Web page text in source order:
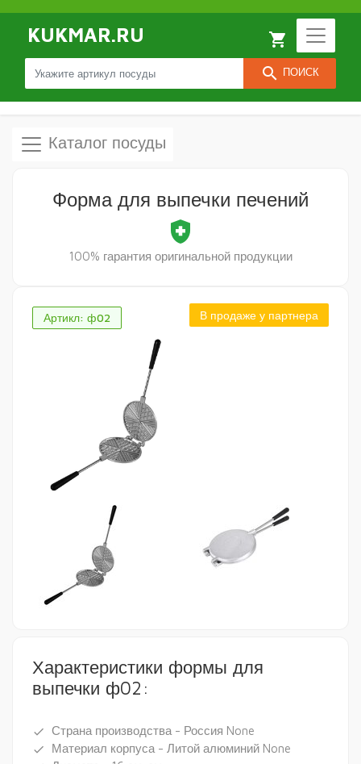
KUKMAR.RU
search ПОИСК
local_grocery_store
Каталог посуды
Артикл: ф02 В продаже у партнера
Форма для выпечки печений
health_and_safety
100% гарантия оригинальной продукции
Характеристики формы для
выпечки ф02:
done Страна производства - Россия None
done Материал корпуса - Литой алюминий None